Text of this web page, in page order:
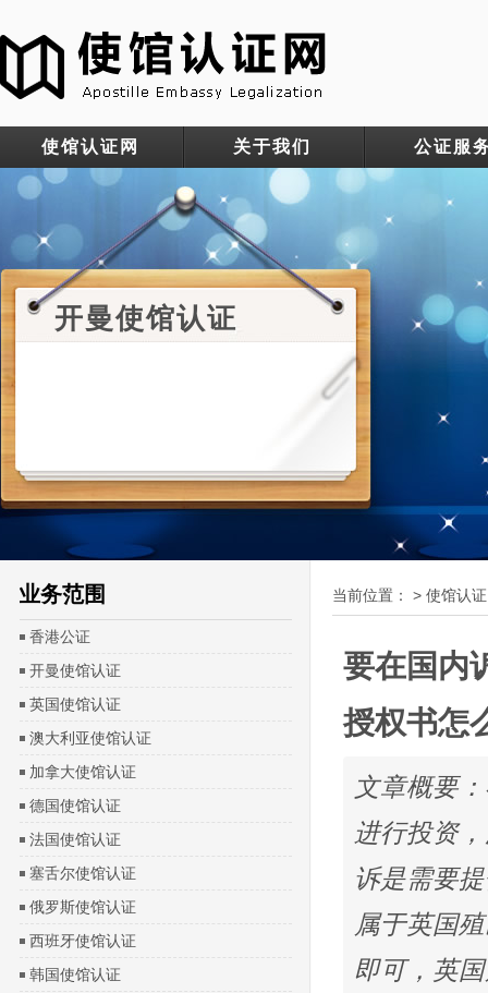
使馆认证网 关于我们 公证服
开曼使馆认证
业务范围
香港公证
开曼使馆认证
英国使馆认证
澳大利亚使馆认证
加拿大使馆认证
德国使馆认证
法国使馆认证
塞舌尔使馆认证
俄罗斯使馆认证
西班牙使馆认证
韩国使馆认证
当前位置： > 使馆认证
要在国内
授权书怎
文章概要
进行投资
诉是需要
属于英国
即可，英